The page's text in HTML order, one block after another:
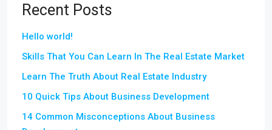
Recent Posts
Hello world!
Skills That You Can Learn In The Real Estate Market
Learn The Truth About Real Estate Industry
10 Quick Tips About Business Development
14 Common Misconceptions About Business